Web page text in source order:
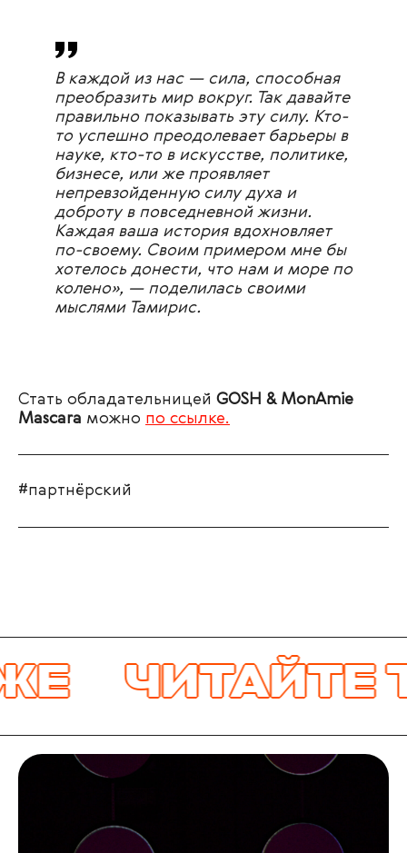
В каждой из нас — сила, способная
преобразить мир вокруг. Так давайте
правильно показывать эту силу. Кто-
то успешно преодолевает барьеры в
науке, кто-то в искусстве, политике,
бизнесе, или же проявляет
непревзойденную силу духа и
доброту в повседневной жизни.
Каждая ваша история вдохновляет
по-своему. Своим примером мне бы
хотелось донести, что нам и море по
колено», — поделилась своими
мыслями Тамирис.
Стать обладательницей GOSH & MonAmie
Mascara можно по ссылке.
#партнёрский
ЧИТАЙТЕ